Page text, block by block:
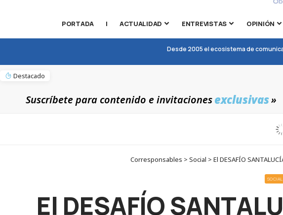
PORTADA | ACTUALIDAD ENTREVISTAS OPINIÓN
Desde 2005 el ecosistema de
Destacado
Suscríbete para contenido e invitacionesexclusivas»
Corresponsables > Social > El DESAFÍO
SOCIAL
El DESAFÍO